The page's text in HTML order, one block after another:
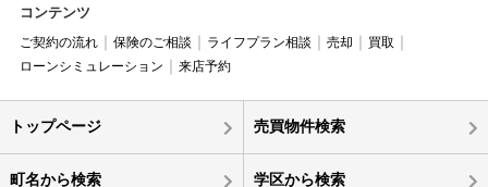
コンテンツ
ご契約の流れ 保険のご相談 ライフプラン相談 売却
買取
ローンシミュレーション
来店予約
トップページ 売買物件検索
町名から検索 学区から検索